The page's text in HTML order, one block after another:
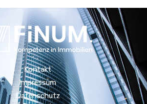
Kontakt
Impressum
Datenschutz